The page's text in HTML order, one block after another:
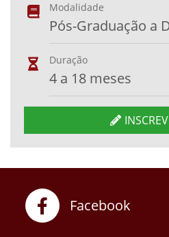
Modalidade
Pós-Graduação a
Duração
4 a 18 meses
Facebook